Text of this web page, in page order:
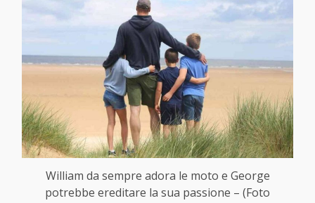
William da sempre adora le moto e George
potrebbe ereditare la sua passione – (Foto